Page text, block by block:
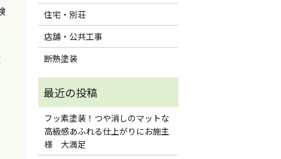
住宅・別荘
店舗・公共工事
断熱塗装
フッ素塗装！つや消しのマットな
高級感あふれる仕上がりにお施主
様 大満足